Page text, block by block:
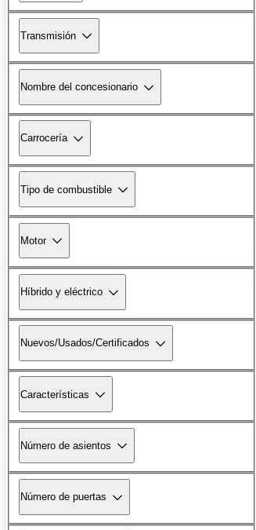
Transmisión
Nombre del concesionario
Carrocería
Tipo de combustible
Motor
Híbrido y eléctrico
Nuevos/Usados/Certificados
Características
Número de asientos
Número de puertas